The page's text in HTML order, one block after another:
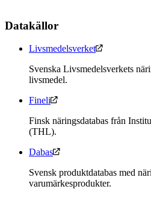
Datakällor
Livsmedelsverket
Svenska Livsmedelsverkets
livsmedel.
Fineli
Finsk näringsdatabas från
(THL).
Dabas
Svensk produktdatabas med
varumärkesprodukter.